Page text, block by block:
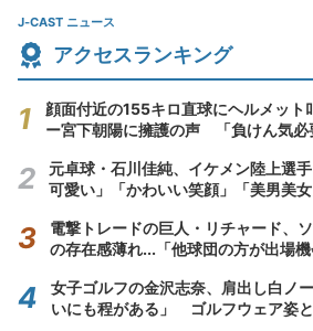
J-CAST ニュース
アクセスランキング
顔面付近の155キロ直球にヘルメット
ー宮下朝陽に擁護の声 「負けん気必
元卓球・石川佳純、イケメン陸上選
可愛い」「かわいい笑顔」「美男美
電撃トレードの巨人・リチャード、
の存在感薄れ...「他球団の方が出場
女子ゴルフの金沢志奈、肩出し白ノ
いにも程がある」 ゴルフウェア姿